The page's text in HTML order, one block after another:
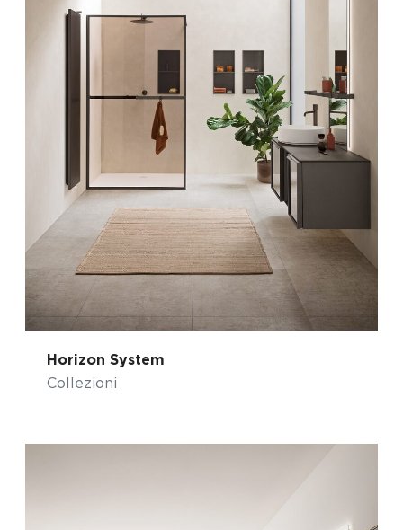
Horizon System
Collezioni